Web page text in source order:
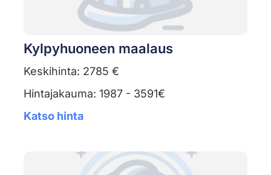
Kylpyhuoneen maalaus
Keskihinta: 2785 €
Hintajakauma: 1987 - 3591€
Katso hinta